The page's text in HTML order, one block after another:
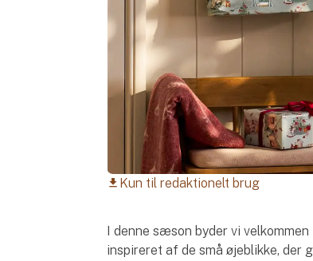
download Kun til redaktionelt brug
I denne sæson byder vi
inspireret af de små øjeblikke, der